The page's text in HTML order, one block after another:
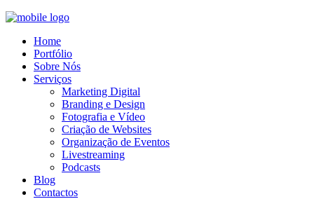
Home
Portfólio
Sobre Nós
Serviços
Marketing Digital
Branding e Design
Fotografia e Vídeo
Criação de Websites
Organização de Eventos
Livestreaming
Podcasts
Blog
Contactos